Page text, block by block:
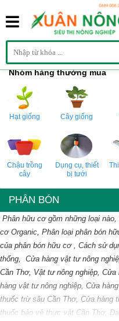
Nhóm hàng thường mua
Hạt giống Cây giống
Chậu trồng
cây
Dụng cụ, thiết
bị tưới
PHÂN BÓN
Phân hữu cơ gồm những loại
cơ Organic, Phân loại phân bón
của phân bón hữu cơ , Cách sử
thống, Cửa hàng vật tư nông
Cần Thơ, Vật tư nông nghiệp,
hàng vật tư nông nghiệp, Cửa
thuốc trừ sâu Cần Thơ, Cửa hàng
thuốc bảo vệ thực vật Cần Thơ,